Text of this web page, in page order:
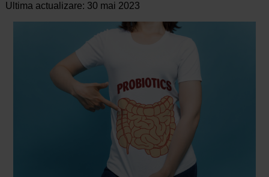
Ultima actualizare: 30 mai 2023